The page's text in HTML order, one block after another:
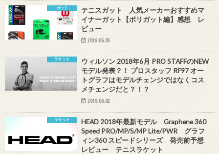
ガット
テニスガット 人気メーカーおすすめマ
イナーガット【ポリガット編】感想 レ
ビュー
2018.06.05
ラケット
ウィルソン 2018年6月 PRO STAFFのNEW
モデル発表？！ プロスタッフ RF97 オー
トグラフはモデルチェンジではなくコス
メチェンジだと？！？
2018.06.02
ラケット
HEAD 2018年最新モデル Graphene 360
Speed PRO/MP/S/MP Lite/PWR グラフ
ィン360 スピードシリーズ 発売前予想
レビュー テニスラケット